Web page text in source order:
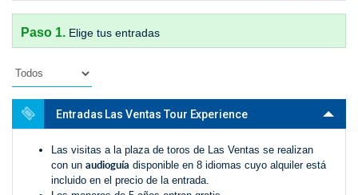
Paso 1. Elige tus entradas
Entradas Las Ventas Tour Experience
Las visitas a la plaza de toros de Las Ventas se realizan
con un audioguía disponible en 8 idiomas cuyo alquiler está
incluido en el precio de la entrada.